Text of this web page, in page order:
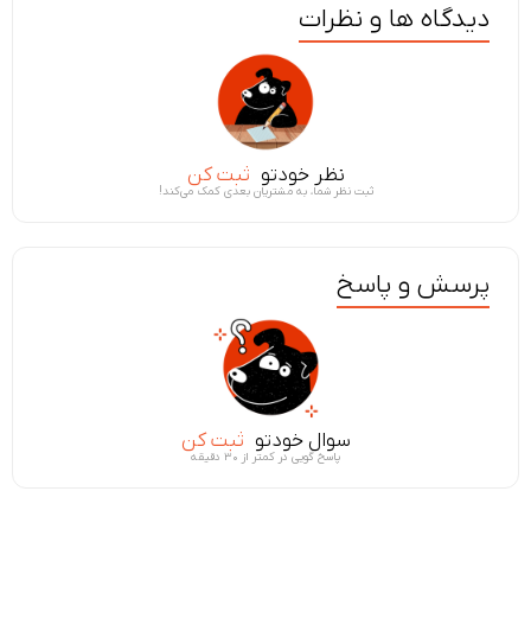
دیدگاه ها و نظرات
نظر خودتو ثبت کن
ثبت نظر شما، به مشتریان بعدی کمک می‌کند!
پرسش و پاسخ
سوال خودتو ثبت کن
پاسخ گویی در کمتر از ۳۰ دقیقه